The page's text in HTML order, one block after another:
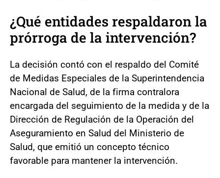
¿Qué entidades respaldaron la
prórroga de la intervención?
La decisión contó con el respaldo del Comité
de Medidas Especiales de la Superintendencia
Nacional de Salud, de la firma contralora
encargada del seguimiento de la medida y de la
Dirección de Regulación de la Operación del
Aseguramiento en Salud del Ministerio de
Salud, que emitió un concepto técnico
favorable para mantener la intervención.